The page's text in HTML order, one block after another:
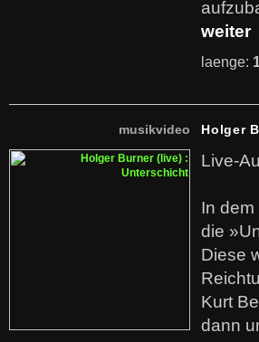
weiter
laenge:
musikvideo Holger
Live-
In
die
Diese
Kurt
dann